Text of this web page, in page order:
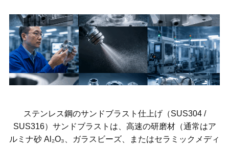
ステンレス鋼のサンドブラスト仕上げ（SUS304 /
SUS316）サンドブラストは、高速の研磨材（通常はア
ルミナ砂 Al₂O₃、ガラスビーズ、またはセラミックメディ